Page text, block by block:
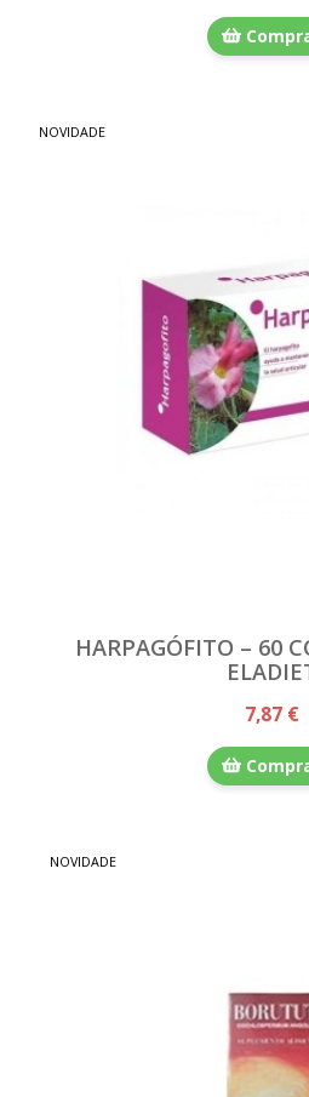
NOVIDADE
HARPAGÓFITO – 60
7,87 €
NOVIDADE